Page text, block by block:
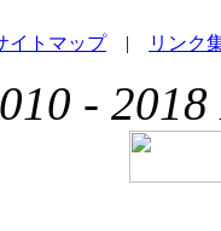
イトマップ| リンク
- 2018